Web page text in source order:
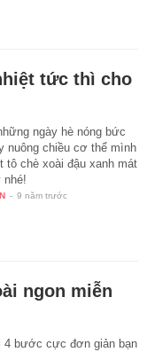
tức thì cho
ngày hè nóng bức
nuông chiều cơ thể mình
tô chè xoài đậu xanh mát
nhé!
- 9 năm trước
ngon miễn
4 bước cực đơn giản bạn